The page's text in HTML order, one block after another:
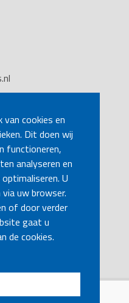
cookies en
Dit doen wij
functioneren,
analyseren en
U
uw browser.
of door verder
gaat u
de cookies.
|Cookies